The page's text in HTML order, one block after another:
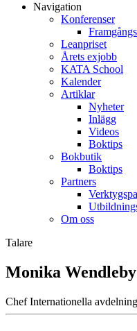
Navigation
Konferenser
Leanpriset
Årets exjobb
KATA School
Kalender
Artiklar
Nyheter
Inlägg
Videos
Boktips
Bokbutik
Boktips
Partners
Om oss
Talare
Monika Wendleby
Chef Internationella